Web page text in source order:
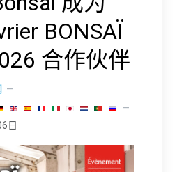
BONSAÏ
合作伙伴
日